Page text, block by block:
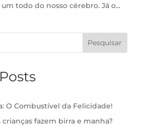
todo do nosso cérebro. Já o...
Pesquisar
O Combustível da Felicidade!
crianças fazem birra e manha?